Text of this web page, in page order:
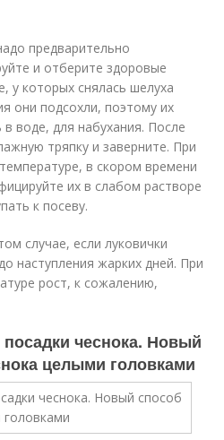
предварительно
и отберите здоровые
у которых снялась шелуха
они подсохли, поэтому их
воде, для набухания. После
тряпку и заверните. При
в скором времени
их в слабом растворе
к посеву.
случае, если луковички
наступления жарких дней. При
рост, к сожалению,
чеснока. Новый
целыми головками